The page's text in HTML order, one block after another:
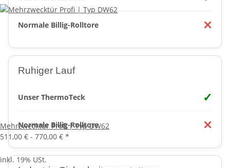
Normale Billig-Rolltore ✕
Ruhiger Lauf
Unser ThermoTeck ✓
Normale Billig-Rolltore ✕
Mehrzwecktür Profi | Typ DW62
511,00 € - 770,00 € *
inkl. 19% USt.